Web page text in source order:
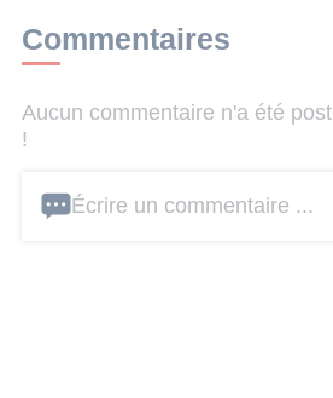
Commentaires
Aucun commentaire n'a été
!
Écrire un commentaire ...